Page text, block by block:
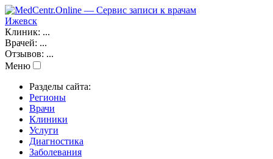
Ижевск
Клиник: ...
Врачей: ...
Отзывов: ...
Меню
Разделы сайта:
Регионы
Врачи
Клиники
Услуги
Диагностика
Заболевания